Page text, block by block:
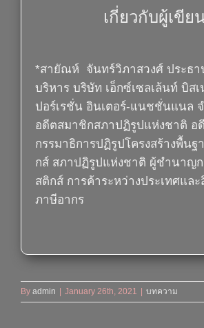
เกี่ยวกับผู้เขีย
*สายัณห์ จันทร์วิภาสวงศ์ ประธ
บริหาร บริษัท เอ็กซ์เซลเล้นท์ บิส
ปอร์เรชั่น อินเตอร์-แนชชั่นแนล
อดีตสมาชิกสภาปฏิรูปแห่งชาติ อ
กรรมาธิการปฏิรูปโครงสร้างพื้นฐ
กส์ สภาปฏิรูปแห่งชาติ ผู้ชำนาญ
สติกส์ การค้าระหว่างประเทศแล
ภาษีอากร
By admin January 26th, 2021 บทความ